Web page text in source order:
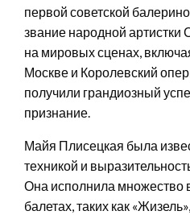
первой советской
звание народной
на мировых сценах,
Москве и Королевский
получили грандиозный
признание.
Майя Плисецкая была
техникой и
Она исполнила множество
балетах, таких как